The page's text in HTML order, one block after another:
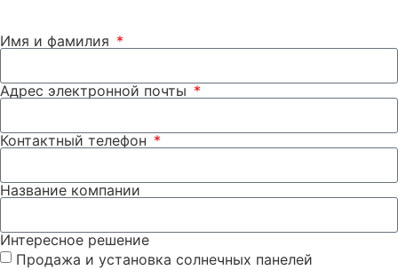
Имя и фамилия
Адрес электронной почты
Контактный телефон
Название компании
Интересное решение
Продажа и установка солнечных панелей